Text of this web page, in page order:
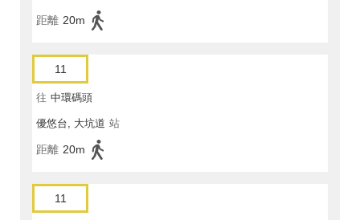
距離 20m
11
往 中環碼頭
優悠台, 大坑道 站
距離 20m
11